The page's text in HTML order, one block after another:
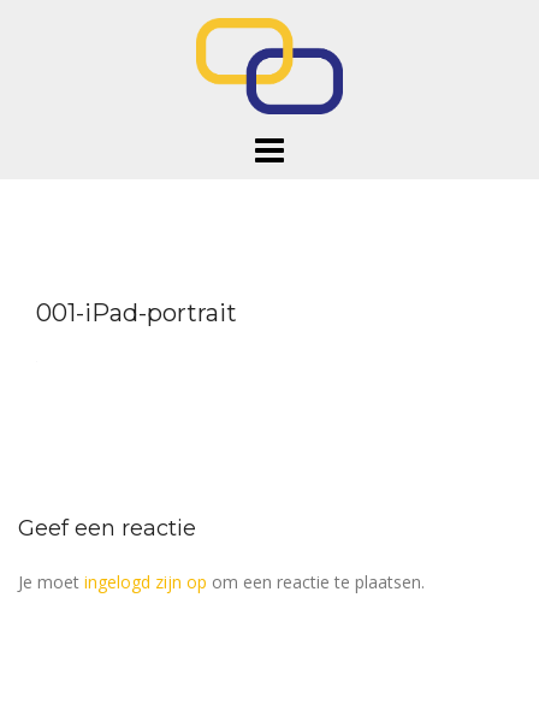
001-iPad-portrait
Geef een reactie
Je moet ingelogd zijn op om een reactie te plaatsen.